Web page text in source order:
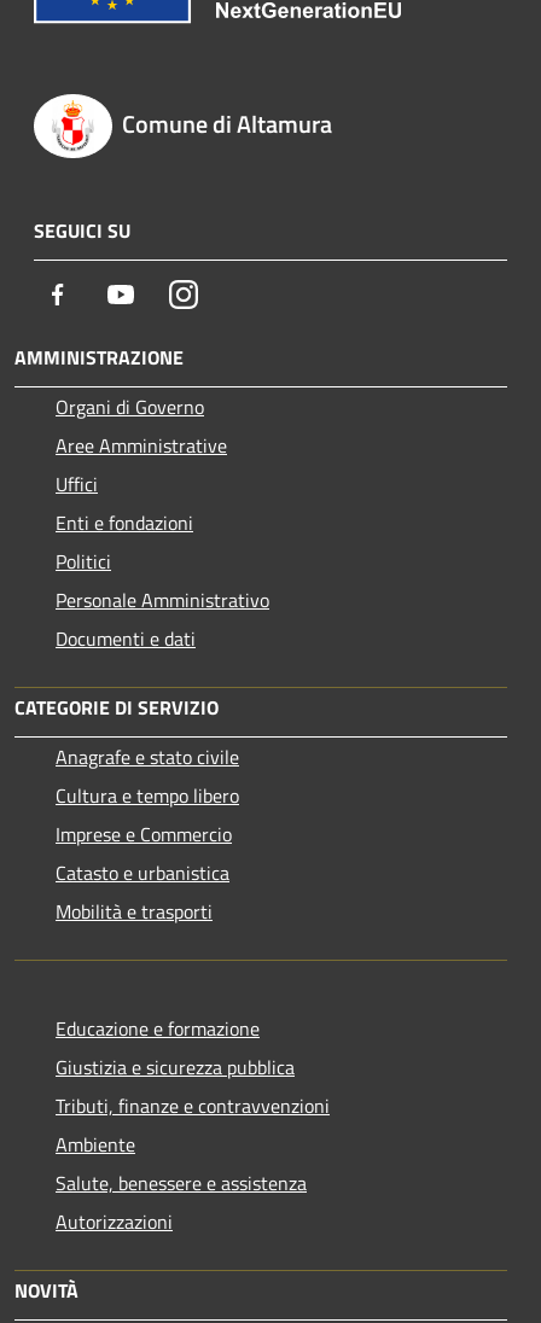
Comune di Altamura
SEGUICI SU
Facebook YoutubeInstagram
AMMINISTRAZIONE
Organi di Governo
Aree Amministrative
Uffici
Enti e fondazioni
Politici
Personale Amministrativo
Documenti e dati
CATEGORIE DI SERVIZIO
Anagrafe e stato civile
Cultura e tempo libero
Imprese e Commercio
Catasto e urbanistica
Mobilità e trasporti
Educazione e formazione
Giustizia e sicurezza pubblica
Tributi, finanze e contravvenzioni
Ambiente
Salute, benessere e assistenza
Autorizzazioni
NOVITÀ